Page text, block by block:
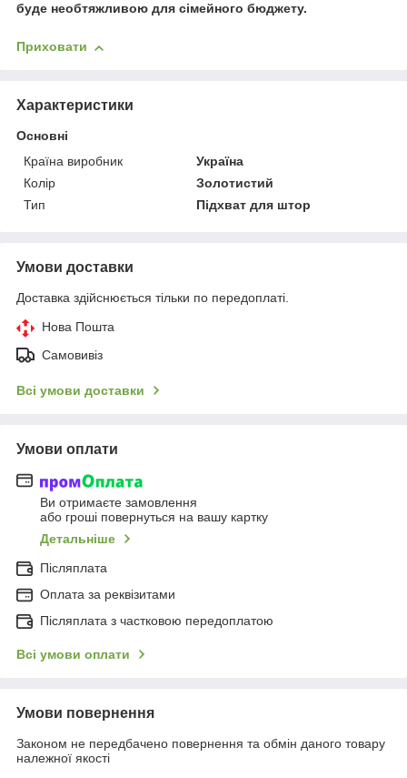
буде необтяжливою для сімейного бюджету.
Приховати
Характеристики
Основні
Країна виробник
Україна
Колір
Золотистий
Тип
Підхват для штор
Умови доставки
Доставка здійснюється тільки по передоплаті.
Нова Пошта
Самовивіз
Всі умови доставки
Умови оплати
Ви отримаєте замовлення
або гроші повернуться на вашу картку
Детальніше
Післяплата
Оплата за реквізитами
Післяплата з частковою передоплатою
Всі умови оплати
Умови повернення
Законом не передбачено повернення та обмін даного товару
належної якості